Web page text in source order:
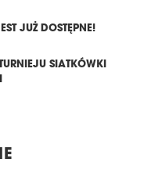
JUŻ DOSTĘPNE!
SIATKÓWKI